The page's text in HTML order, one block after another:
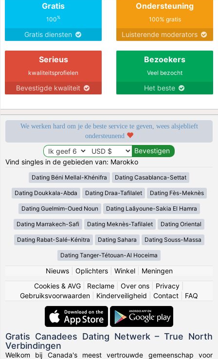
Gratis
100%
Gratis diensten
Ondersteuning
100% gratis
Luisterende moderators
Serieus
kwaliteitsprofielen
Bevestigde kwaliteit
Bezoekers
Veel bezocht
Het beste
We werken hard om je de beste service te geven, wees alsjeblieft
ondersteunend
Vind singles in de gebieden van: Marokko
Dating Béni Mellal-Khénifra Dating Casablanca-Settat
Dating Doukkala-Abda Dating Draa-Tafilalet Dating Fès-Meknès
Dating Guelmim-Oued Noun Dating Laâyoune-Sakia El Hamra
Dating Marrakech-Safi Dating Meknès-Tafilalet Dating Oriental
Dating Rabat-Salé-Kénitra Dating Sahara Dating Souss-Massa
Dating Tanger-Tétouan-Al Hoceima
Nieuws| Oplichters| Winkel| Meningen
Cookies & AVG
Reclame Over ons Privacy
Gebruiksvoorwaarden
Kinderveiligheid Contact FAQ
Gratis Canadees Dating Netwerk – True North
Verbindingen
Welkom bij Canada's meest vertrouwde gemeenschap voor